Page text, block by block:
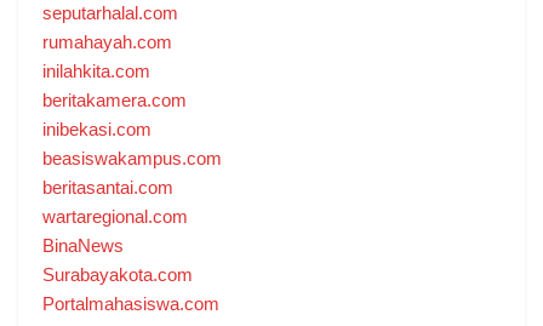
seputarhalal.com
rumahayah.com
inilahkita.com
beritakamera.com
inibekasi.com
beasiswakampus.com
beritasantai.com
wartaregional.com
BinaNews
Surabayakota.com
Portalmahasiswa.com